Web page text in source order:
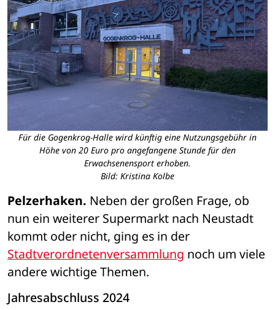
Für die Gogenkrog-Halle wird künftig eine Nutzungsgebühr in
Höhe von 20 Euro pro angefangene Stunde für den
Erwachsenensport erhoben.
Bild: Kristina Kolbe
Pelzerhaken. Neben der großen Frage, ob
nun ein weiterer Supermarkt nach Neustadt
Stadtverordnetenversammlung noch um viele
andere wichtige Themen.
Jahresabschluss 2024